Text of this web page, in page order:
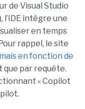
de Visual Studio
), l’IDE intègre une
en temps
rappel, le site
en fonction de
que par requête.
« Copilot